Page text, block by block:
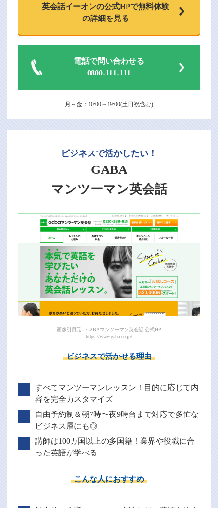
英会話イーオンの公式HPで無料体験
の詳細を見る
電話で問い合わせる
0800-111-111
月～金：10:00～19:00(土日祝含む)
ビジネスで活かしたい！
GABA
マンツーマン英会話
画像引用元：GABAマンツーマン英会話 公式HP
https://www.gaba.co.jp/
ビジネスで活かせる理由
すべてマンツーマンレッスン！目的に応じて内
容を完全カスタマイズ
自由予約制＆朝7時〜夜9時台まで対応で多忙な
ビジネス層にも◎
講師は100カ国以上の多国籍！業界や役職に合
った英語が学べる
こんな人におすすめ